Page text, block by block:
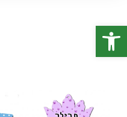
פתח סרגל נגישות